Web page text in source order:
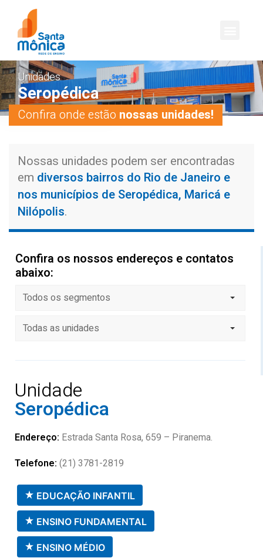
Unidades
Seropédica
Confira onde estão nossas unidades!
Nossas unidades podem ser encontradas
em diversos bairros do Rio de Janeiro e
nos municípios de Seropédica, Maricá e
Nilópolis.
Confira os nossos endereços e contatos
abaixo:
Todos os segmentos
Todas as unidades
Unidade
Seropédica
Endereço: Estrada Santa Rosa, 659 – Piranema.
Telefone: (21) 3781-2819
EDUCAÇÃO INFANTIL
ENSINO FUNDAMENTAL
ENSINO MÉDIO